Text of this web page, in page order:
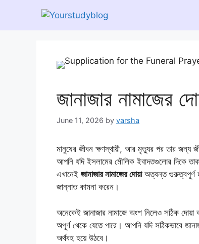
জানাজার নামাজের
June 11, 2026 by varsha
মানুষের জীবন ক্ষণস্থায়ী, আর মৃত্যুর পর তার জন্য
আপনি যদি ইসলামের মৌলিক ইবাদতগুলোর দিকে
এখানেই জানাজার নামাজের দোয়াঅত্যন্ত গুরুত্বপূর্ণ
জান্নাত কামনা করেন।
অনেকেই জানাজার নামাজে অংশ নিলেও সঠিক দোয়া
অপূর্ণ থেকে যেতে পারে। আপনি যদি সঠিকভাবে
অর্থবহ হয়ে উঠবে।